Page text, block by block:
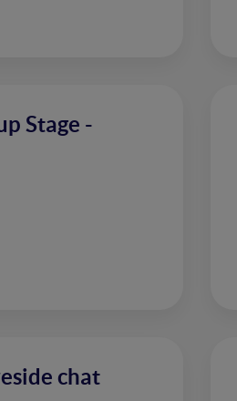
Stage -
chat